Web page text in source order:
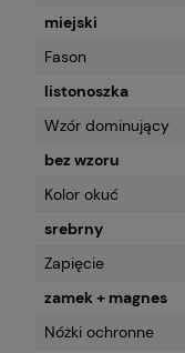
miejski
Fason
listonoszka
Wzór dominujący
bez wzoru
Kolor okuć
srebrny
Zapięcie
zamek + magnes
Nóżki ochronne